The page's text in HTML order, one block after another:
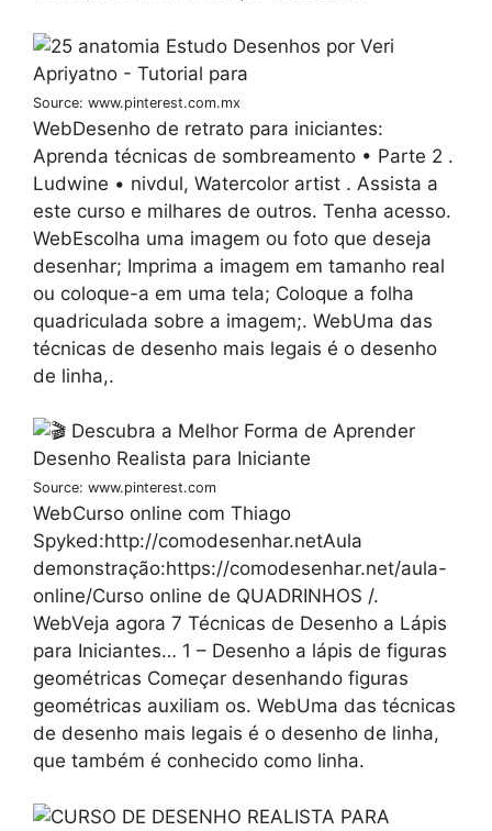
Source: www.pinterest.com.mx
WebDesenho de retrato para iniciantes:
Aprenda técnicas de sombreamento • Parte 2 .
Ludwine • nivdul, Watercolor artist . Assista a
este curso e milhares de outros. Tenha acesso.
WebEscolha uma imagem ou foto que deseja
desenhar; Imprima a imagem em tamanho real
ou coloque-a em uma tela; Coloque a folha
quadriculada sobre a imagem;. WebUma das
técnicas de desenho mais legais é o desenho
de linha,.
Source: www.pinterest.com
WebCurso online com Thiago
Spyked:http://comodesenhar.netAula
demonstração:https://comodesenhar.net/aula-
online/Curso online de QUADRINHOS /.
WebVeja agora 7 Técnicas de Desenho a Lápis
para Iniciantes… 1 – Desenho a lápis de figuras
geométricas Começar desenhando figuras
geométricas auxiliam os. WebUma das técnicas
de desenho mais legais é o desenho de linha,
que também é conhecido como linha.